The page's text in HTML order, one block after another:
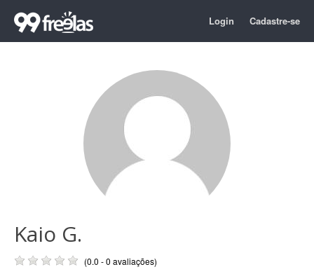
Login Cadastre-se
Kaio G.
(0.0 - 0 avaliações)